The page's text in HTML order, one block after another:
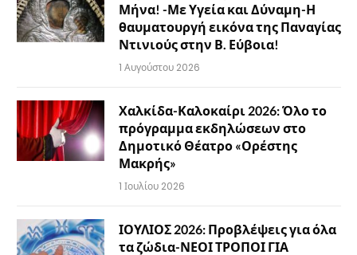
Μήνα! -Με Υγεία και Δύναμη-Η
θαυματουργή εικόνα της Παναγίας
Ντινιούς στην Β. Εύβοια!
1 Αυγούστου 2026
Χαλκίδα-Καλοκαίρι 2026: Όλο το
πρόγραμμα εκδηλώσεων στο
Δημοτικό Θέατρο «Ορέστης
Μακρής»
1 Ιουλίου 2026
ΙΟΥΛΙΟΣ 2026: Προβλέψεις για όλα
τα ζώδια-ΝΕΟΙ ΤΡΟΠΟΙ ΓΙΑ